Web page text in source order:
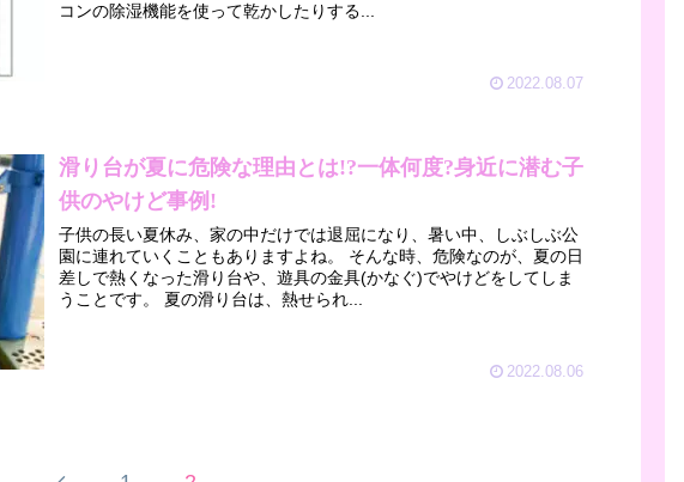
コンの除湿機能を使って乾かしたりする...
2022.08.07
滑り台が夏に危険な理由とは!?一体何度?身近に潜む子
供のやけど事例!
子供の長い夏休み、家の中だけでは退屈になり、暑い中、しぶしぶ公
園に連れていくこともありますよね。 そんな時、危険なのが、夏の日
差しで熱くなった滑り台や、遊具の金具(かなぐ)でやけどをしてしま
うことです。 夏の滑り台は、熱せられ...
2022.08.06